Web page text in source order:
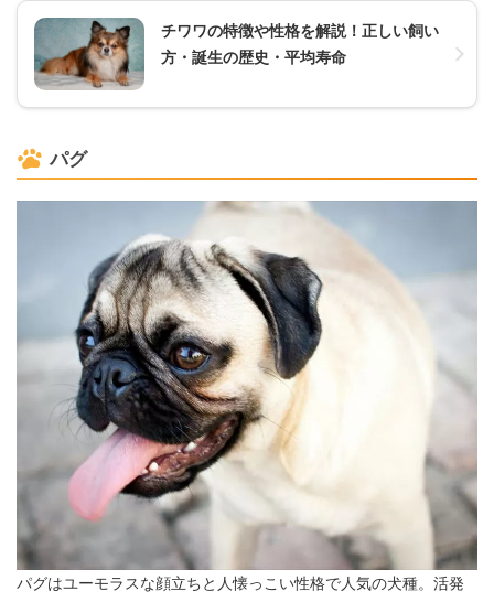
チワワの特徴や性格を解説！正しい飼い
方・誕生の歴史・平均寿命
パグ
パグはユーモラスな顔立ちと人懐っこい性格で人気の犬種。活発